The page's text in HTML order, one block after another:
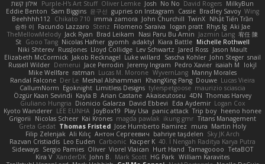
אילון קשת
Purple-H's Art Stuff Oliver Lemke Josh No No David Rogers MilkyBun
Eddie Benton Sam Biggins 윤구선 gupries on Instagram Cassie Bradley Savoy Wing
Beehhhh112
Chikato 710 imma zamora John Churchill TwinX Nhật Tiến Trần
승하 이 Facundo Lazzaro Stenz Filomeno Saraiva logan pratt Rhys lg Aki Jae
TheMellowMelody Jack Ryan Brad Leikam Nasi Paru Bu Amin Jazmin Lang 宥任 陳
St Gooo Tang Nicolas Hafner gyomh adaktyl Kiara Battle Michelle Rothwell
Niki Shterev RussJones Lloyd Collidge Lev Schwartz Jared Ross Jason Mault
Elizabeth McCormick Jakob Recknagel Luke willard Sascha Kohler John Steger snail
Russell Wilder Demerui Jace Perrodin Jeremy Ingram Pedro Xavier isaiah M
lokjl
Mike Wellfare ratman Lucas M. Morone WyvernLang Manny Morales
Randal Falcone Der Le Meshal Alshammari KhangXing Pang Douwe Lucas Vieira
CallumNorm Egoknight Limitless Designs tylerspetgoose maurizio sciascia
Özgür Kaan Sevindi Kayla B Arian Castane Akaiseutoseu 4DN Thomas Harvey
Giuliano Hungria Dionicio Galarza David Ebbevi Eda Aydemir Logan Cox
Kyoto Wanderer LEE EUNHA JoyBox19 Play Usa panic attack Trip boy heeno honee
Grigorii
Nicolas Scheer Kai Krones magda pawlak ikung gmr Titans Management
Greta Gedat Thomas Fristed Jose Humberto Ramirez mura Martin Holy
Filip Zelenjak Ali Kılıç Антон Сергеевич bahriye taşdelen Sky JK Arch
Razvan Cristiadis Leo Euden Carbonic Kacper K 40. I Nengah Raditya Karya Putra
Sideways Sergio Pamies Oliver Viorel Vlaican Hurt Hand Tamagoooo TetaBOT
Kira V XanderDK John B. Mark Scott HG Park William Karavites